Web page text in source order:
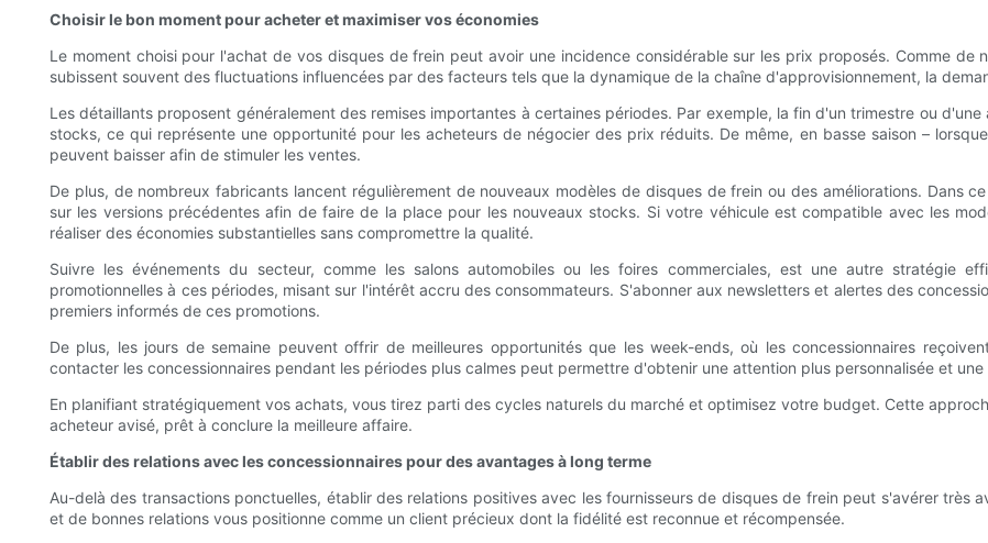
Choisir le bon moment pour acheter et maximiser vos économies
Le moment choisi pour l'achat de vos disques de frein peut avoir une incidence considérable sur les prix proposés. Comme de
subissent souvent des fluctuations influencées par des facteurs tels que la dynamique de la chaîne d'approvisionnement, la
Les détaillants proposent généralement des remises importantes à certaines périodes. Par exemple, la fin d'un trimestre ou
stocks, ce qui représente une opportunité pour les acheteurs de négocier des prix réduits. De même, en basse saison –
peuvent baisser afin de stimuler les ventes.
De plus, de nombreux fabricants lancent régulièrement de nouveaux modèles de disques de frein ou des améliorations. Dans
sur les versions précédentes afin de faire de la place pour les nouveaux stocks. Si votre véhicule est compatible avec les
réaliser des économies substantielles sans compromettre la qualité.
Suivre les événements du secteur, comme les salons automobiles ou les foires commerciales, est une autre stratégie
promotionnelles à ces périodes, misant sur l'intérêt accru des consommateurs. S'abonner aux newsletters et alertes des
premiers informés de ces promotions.
De plus, les jours de semaine peuvent offrir de meilleures opportunités que les week-ends, où les concessionnaires
contacter les concessionnaires pendant les périodes plus calmes peut permettre d'obtenir une attention plus personnalisée et
En planifiant stratégiquement vos achats, vous tirez parti des cycles naturels du marché et optimisez votre budget. Cette
acheteur avisé, prêt à conclure la meilleure affaire.
Établir des relations avec les concessionnaires pour des avantages à long terme
Au-delà des transactions ponctuelles, établir des relations positives avec les fournisseurs de disques de frein peut s'avérer très
et de bonnes relations vous positionne comme un client précieux dont la fidélité est reconnue et récompensée.